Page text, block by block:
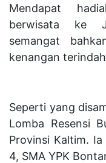
Mendapat
berwisata ke
semangat
kenangan
Seperti yang
Lomba Resensi
Provinsi Kaltim.
4, SMA YPK